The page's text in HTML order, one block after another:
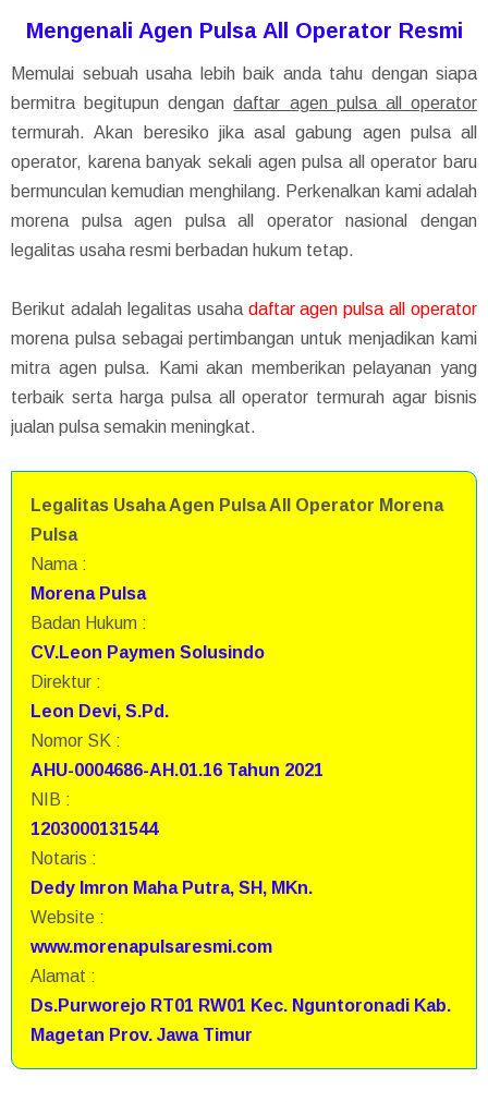
Mengenali Agen Pulsa All Operator Resmi
Memulai sebuah usaha lebih baik anda tahu dengan siapa
bermitra begitupun dengandaftar agen pulsa all operator
termurah. Akan beresiko jika asal gabung agen pulsa all
operator, karena banyak sekali agen pulsa all operator baru
bermunculan kemudian menghilang. Perkenalkan kami adalah
morena pulsa agen pulsa all operator nasional dengan
legalitas usaha resmi berbadan hukum tetap.
Berikut adalah legalitas usaha daftar agen pulsa all operator
morena pulsa sebagai pertimbangan untuk menjadikan kami
mitra agen pulsa. Kami akan memberikan pelayanan yang
terbaik serta harga pulsa all operator termurah agar bisnis
jualan pulsa semakin meningkat.
Legalitas Usaha Agen Pulsa All Operator Morena
Pulsa
Nama :
Morena Pulsa
Badan Hukum :
CV.Leon Paymen Solusindo
Direktur :
Leon Devi, S.Pd.
Nomor SK :
AHU-0004686-AH.01.16 Tahun 2021
NIB :
1203000131544
Notaris :
Dedy Imron Maha Putra, SH, MKn.
Website :
www.morenapulsaresmi.com
Alamat :
Ds.Purworejo RT01 RW01 Kec. Nguntoronadi Kab.
Magetan Prov. Jawa Timur